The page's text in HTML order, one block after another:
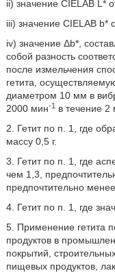
ii) значение CIELAB L*
iii) значение CIELAB b*
iv) значение Δb*,
собой разность
после измельчения
гетита,
диаметром 10 мм в
2000 мин-1в течение 2
2. Гетит по п. 1, где
массу 0,5 г.
3. Гетит по п. 1, где
чем 1,3,
предпочтительно
4. Гетит по п. 1, где
5. Применение гетита
продуктов в
покрытий,
пищевых продуктов,